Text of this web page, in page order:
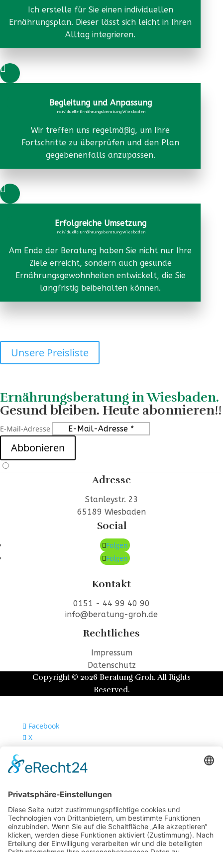
Ich erstelle für Sie einen individuellen
Ernährungsplan. Dieser lässt sich leicht in Ihren
Alltag integrieren.

Begleitung und Anpassung
Individuelle Ernährungsberatung Wiesbaden
Wir treffen uns regelmäßig, um Ihre
Fortschritte zu überprüfen und den Plan
gegebenenfalls anzupassen.

Erfolgreiche Umsetzung
Individuelle Ernährungsberatung Wiesbaden
Am Ende der Beratung haben Sie nicht nur Ihre
Ziele erreicht, sondern auch gesunde
Ernährungsgewohnheiten entwickelt, die Sie
langfristig beibehalten können.
Unsere Preisliste
Ernährungsberatung in Wiesbaden.
Gesund bleiben. Heute abonnieren!!
E-Mail-Adresse
Abbonieren
Adresse
Stanleystr. 23
65189 Wiesbaden
Social
Folgen
Folgen
Kontakt
0151 - 44 99 40 90
info@beratung-groh.de
Rechtliches
Impressum
Datenschutz
Copyright © 2026 Beratung Groh. All Rights
Reserved.
Facebook
X
RSS
Designed by Elegant Themes